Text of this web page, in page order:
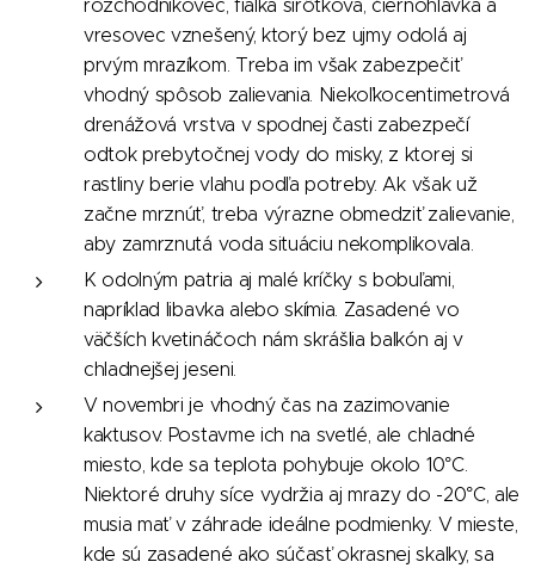
rozchodníkovec, fialka sirôtková, čiernohlávka a
vresovec vznešený, ktorý bez ujmy odolá aj
prvým mrazíkom. Treba im však zabezpečiť
vhodný spôsob zalievania. Niekoľkocentimetrová
drenážová vrstva v spodnej časti zabezpečí
odtok prebytočnej vody do misky, z ktorej si
rastliny berie vlahu podľa potreby. Ak však už
začne mrznúť, treba výrazne obmedziť zalievanie,
aby zamrznutá voda situáciu nekomplikovala.
K odolným patria aj malé kríčky s bobuľami,
napríklad libavka alebo skímia. Zasadené vo
väčších kvetináčoch nám skrášlia balkón aj v
chladnejšej jeseni.
V novembri je vhodný čas na zazimovanie
kaktusov. Postavme ich na svetlé, ale chladné
miesto, kde sa teplota pohybuje okolo 10°C.
Niektoré druhy síce vydržia aj mrazy do -20°C, ale
musia mať v záhrade ideálne podmienky. V mieste,
kde sú zasadené ako súčasť okrasnej skalky, sa